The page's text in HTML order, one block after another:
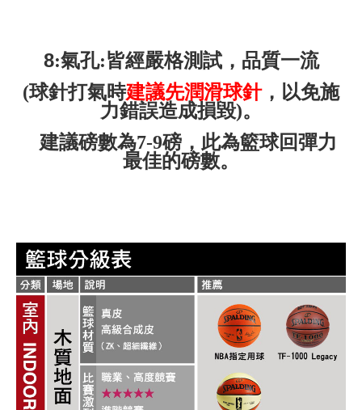
8:氣孔:皆經嚴格測試，品質一流
(球針打氣時建議先潤滑球針，以免施
力錯誤造成損毀)。
建議磅數為7-9磅，此為籃球回彈力
最佳的磅數。